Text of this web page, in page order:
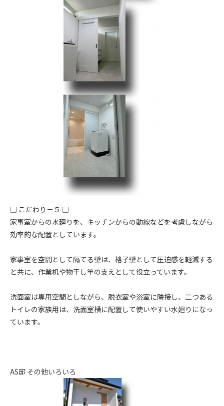
□ こだわり－５ □
家事室からの水廻りを、キッチンからの動線などを考慮しながら
効率的な配置としています。
家事室を空間として隔てる壁は、格子壁として圧迫感を軽減する
と共に、作業机や物干し竿の支えとして役立っています。
洗面室は専用空間としながら、脱衣室や浴室に隣接し、二つある
トイレの家族用は、洗面室横に配置して使いやすい水廻りになっ
ています。
AS邸 その他いろいろ